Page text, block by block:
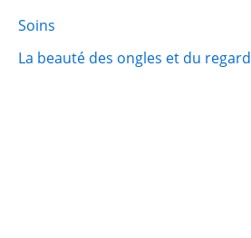
Soins
La beauté des ongles et du regard